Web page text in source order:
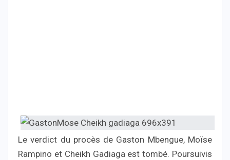
Le verdict du procès de Gaston Mbengue, Moïse
Rampino et Cheikh Gadiaga est tombé. Poursuivis